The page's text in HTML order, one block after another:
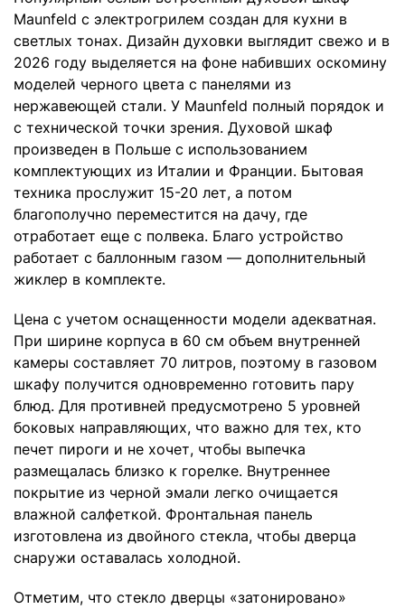
Maunfeld с электрогрилем создан для кухни в
светлых тонах. Дизайн духовки выглядит свежо и в
2026 году выделяется на фоне набивших оскомину
моделей черного цвета с панелями из
нержавеющей стали. У Maunfeld полный порядок и
с технической точки зрения. Духовой шкаф
произведен в Польше с использованием
комплектующих из Италии и Франции. Бытовая
техника прослужит 15-20 лет, а потом
благополучно переместится на дачу, где
отработает еще с полвека. Благо устройство
работает с баллонным газом — дополнительный
жиклер в комплекте.
Цена с учетом оснащенности модели адекватная.
При ширине корпуса в 60 см объем внутренней
камеры составляет 70 литров, поэтому в газовом
шкафу получится одновременно готовить пару
блюд. Для противней предусмотрено 5 уровней
боковых направляющих, что важно для тех, кто
печет пироги и не хочет, чтобы выпечка
размещалась близко к горелке. Внутреннее
покрытие из черной эмали легко очищается
влажной салфеткой. Фронтальная панель
изготовлена из двойного стекла, чтобы дверца
снаружи оставалась холодной.
Отметим, что стекло дверцы «затонировано»